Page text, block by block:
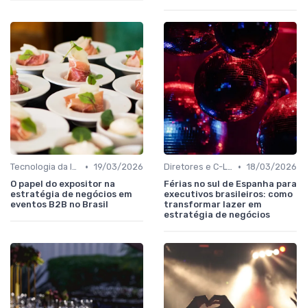
Tecnologia da Informação, Software e Telecom • 19/03/2026
O papel do expositor na
estratégia de negócios em
eventos B2B no Brasil
Diretores e C-Level (CEO, COO, CFO) • 18/03/2026
Férias no sul de Espanha para
executivos brasileiros: como
transformar lazer em
estratégia de negócios